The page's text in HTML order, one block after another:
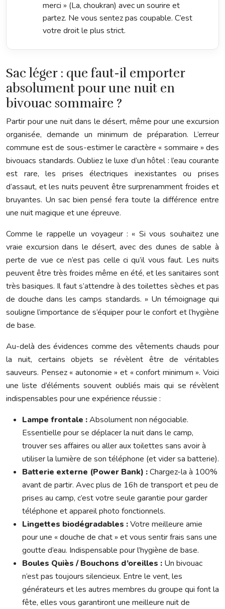
merci » (La, choukran) avec un sourire et
partez. Ne vous sentez pas coupable. C’est
votre droit le plus strict.
Sac léger : que faut-il emporter
absolument pour une nuit en
bivouac sommaire ?
Partir pour une nuit dans le désert, même pour une excursion
organisée, demande un minimum de préparation. L’erreur
commune est de sous-estimer le caractère « sommaire » des
bivouacs standards. Oubliez le luxe d’un hôtel : l’eau courante
est rare, les prises électriques inexistantes ou prises
d’assaut, et les nuits peuvent être surprenamment froides et
bruyantes. Un sac bien pensé fera toute la différence entre
une nuit magique et une épreuve.
Comme le rappelle un voyageur : « Si vous souhaitez une
vraie excursion dans le désert, avec des dunes de sable à
perte de vue ce n’est pas celle ci qu’il vous faut. Les nuits
peuvent être très froides même en été, et les sanitaires sont
très basiques. Il faut s’attendre à des toilettes sèches et pas
de douche dans les camps standards. » Un témoignage qui
souligne l’importance de s’équiper pour le confort et l’hygiène
de base.
Au-delà des évidences comme des vêtements chauds pour
la nuit, certains objets se révèlent être de véritables
sauveurs. Pensez « autonomie » et « confort minimum ». Voici
une liste d’éléments souvent oubliés mais qui se révèlent
indispensables pour une expérience réussie :
Lampe frontale :Absolument non négociable.
Essentielle pour se déplacer la nuit dans le camp,
trouver ses affaires ou aller aux toilettes sans avoir à
utiliser la lumière de son téléphone (et vider sa batterie).
Batterie externe (Power Bank) :Chargez-la à 100%
avant de partir. Avec plus de 16h de transport et peu de
prises au camp, c’est votre seule garantie pour garder
téléphone et appareil photo fonctionnels.
Lingettes biodégradables :Votre meilleure amie
pour une « douche de chat » et vous sentir frais sans une
goutte d’eau. Indispensable pour l’hygiène de base.
Boules Quiès / Bouchons d’oreilles : Un bivouac
n’est pas toujours silencieux. Entre le vent, les
générateurs et les autres membres du groupe qui font la
fête, elles vous garantiront une meilleure nuit de